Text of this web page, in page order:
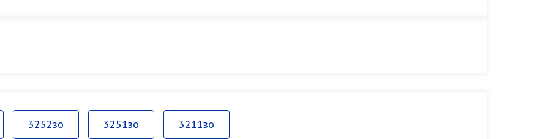
3252зо 3251зо 3211зо